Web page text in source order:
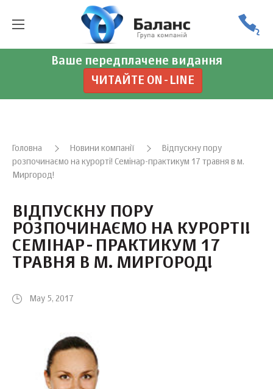
Ваше передплачене видання
ЧИТАЙТЕ ON-LINE
Головна Новини компанії
Відпускну пору
розпочинаємо на курорті! Семінар-практикум 17 травня в м.
Миргород!
ВІДПУСКНУ ПОРУ
РОЗПОЧИНАЄМО НА КУРОРТІ!
СЕМІНАР-ПРАКТИКУМ 17
ТРАВНЯ В М. МИРГОРОД!
May 5, 2017